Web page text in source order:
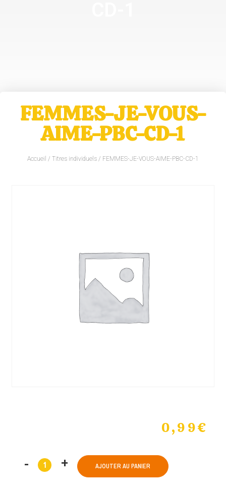
FEMMES-JE-VOUS-
AIME-PBC-CD-1
Accueil / Titres individuels / FEMMES-JE-VOUS-AIME-PBC-CD-1
0,99€
AJOUTER AU PANIER